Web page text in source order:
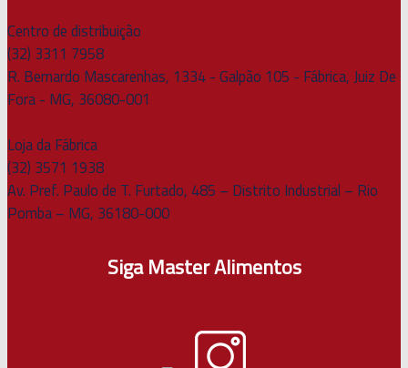
Centro de distribuição
(32) 3311 7958
R. Bernardo Mascarenhas, 1334 - Galpão 105 - Fábrica, Juiz De
Fora - MG, 36080-001
Loja da Fábrica
(32) 3571 1938
Av. Pref. Paulo de T. Furtado, 485 – Distrito Industrial – Rio
Pomba – MG, 36180-000
Siga Master Alimentos